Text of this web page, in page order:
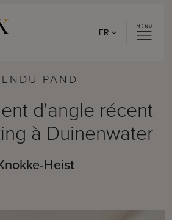
FR
PAND
d'angle récent
à Duinenwater
Heist